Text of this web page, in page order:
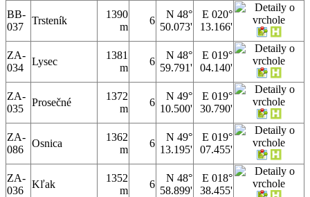
BB-
037
Trsteník
1390
m
6
N 48°
50.073'
E 020°
13.166'
ZA-
034
Lysec
1381
m
6
N 48°
59.791'
E 019°
04.140'
ZA-
035
Prosečné
1372
m
6
N 49°
10.500'
E 019°
30.790'
ZA-
086
Osnica
1362
m
6
N 49°
13.195'
E 019°
07.455'
ZA-
036
Kľak
1352
m
6
N 48°
58.899'
E 018°
38.455'